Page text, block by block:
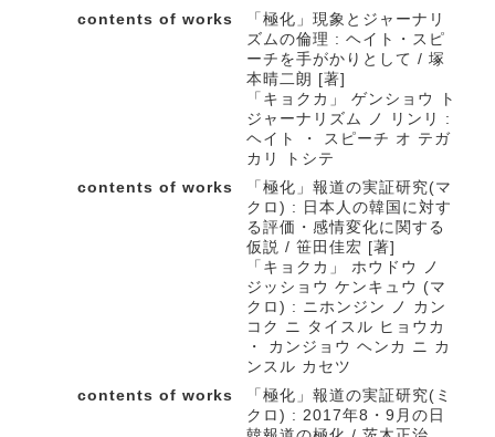
contents of works
「極化」現象とジャーナリ
ズムの倫理 : ヘイト・スピ
ーチを手がかりとして / 塚
本晴二朗 [著]
「キョクカ」 ゲンショウ ト
ジャーナリズム ノ リンリ :
ヘイト ・ スピーチ オ テガ
カリ トシテ
contents of works
「極化」報道の実証研究(マ
クロ) : 日本人の韓国に対す
る評価・感情変化に関する
仮説 / 笹田佳宏 [著]
「キョクカ」 ホウドウ ノ
ジッショウ ケンキュウ (マ
クロ) : ニホンジン ノ カン
コク ニ タイスル ヒョウカ
・ カンジョウ ヘンカ ニ カ
ンスル カセツ
contents of works
「極化」報道の実証研究(ミ
クロ) : 2017年8・9月の日